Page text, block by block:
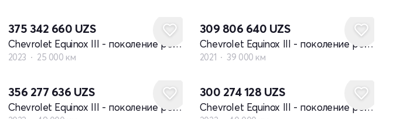
375 342 660 UZS
Chevrolet Equinox III - поколение рестайлинг
2023 25 000 км
309 806 640 UZS
Chevrolet Equinox III - поколение рестайлинг
2021 39 000 км
356 277 636 UZS
Chevrolet Equinox III - поколение рестайлинг
300 274 128 UZS
Chevrolet Equinox III - поколение рестайлинг